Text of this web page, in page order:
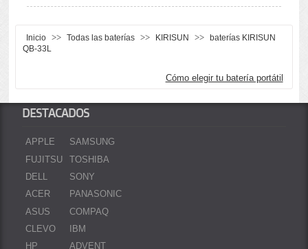
Inicio >> Todas las baterías >> KIRISUN >>
baterías KIRISUN
QB-33L
Cómo elegir tu batería portátil
DESTACADOS
APPLE
FUJITSU
DELL
ACER
ASUS
CLEVO
HP
SAMSUNG
TOSHIBA
SONY
PANASONIC
COMPAQ
IBM
ADVENT